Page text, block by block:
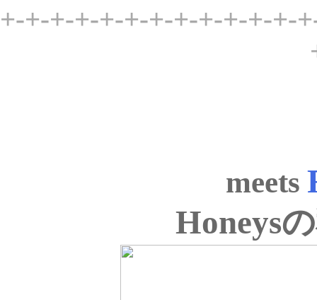
+-+-+-+-+-+-+-+-+-+-+-+-
meets
Honeys